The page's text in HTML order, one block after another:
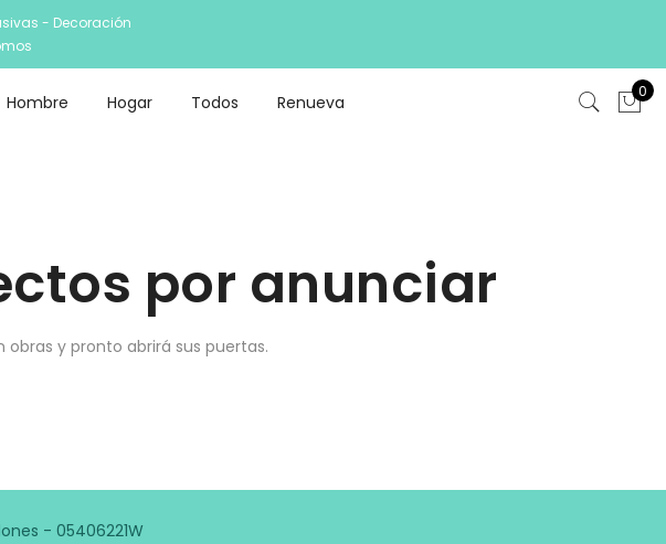
- Decoración
Hombre Hogar Todos Renueva
0
por anunciar
y pronto abrirá sus puertas.
- 05406221W